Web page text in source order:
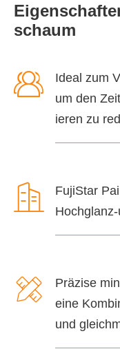
schaum

Ideal zum
um den
ieren zu

FujiStar

Präzise
eine
und